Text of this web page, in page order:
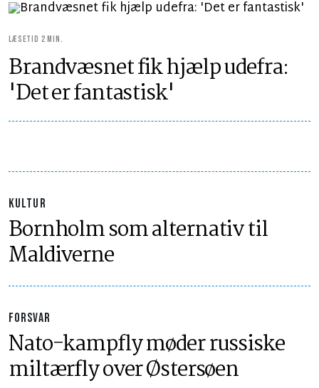
LÆSETID 2 MIN.
Brandvæsnet fik hjælp udefra:
'Det er fantastisk'
KULTUR
Bornholm som alternativ til
Maldiverne
FORSVAR
Nato-kampfly møder russiske
miltærfly over Østersøen